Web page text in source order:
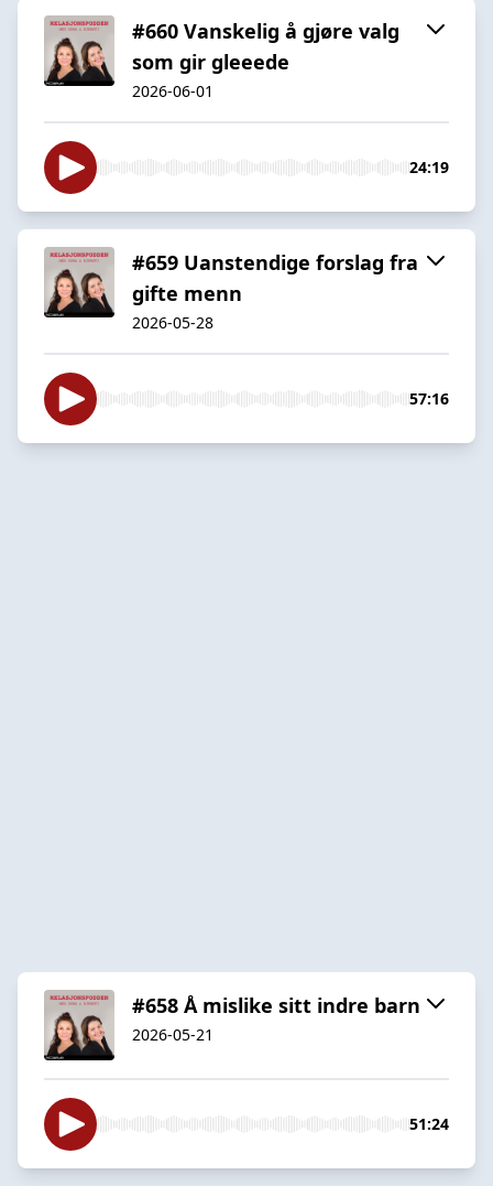
#660 Vanskelig å gjøre valg
som gir gleeede
2026-06-01
24:19
#659 Uanstendige forslag fra
gifte menn
2026-05-28
57:16
#658 Å mislike sitt indre barn
2026-05-21
51:24